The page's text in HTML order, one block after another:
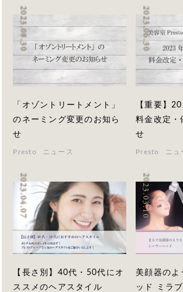
2023.08.30
「オゾントリートメント」
のネーミング変更のお知ら
せ
Presto ニュース
2023.06.30
【重要】
料金改定・
せ
Presto ニュ
2023.04.07
【長さ別】40代・50代にオ
ススメのヘアスタイル
2023.03.10
美顔器のよ
ッド ミラ